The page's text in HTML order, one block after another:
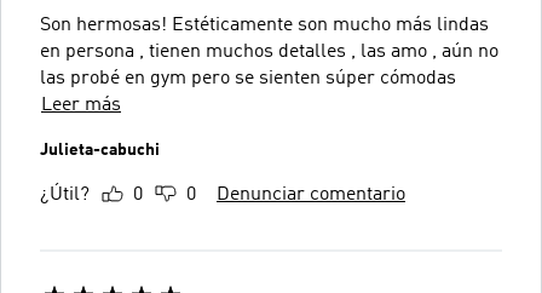
Son hermosas! Estéticamente son mucho más lindas
en persona , tienen muchos detalles , las amo , aún no
las probé en gym pero se sienten súper cómodas
Leer más
Julieta-cabuchi
¿Útil? 0 0 Denunciar comentario